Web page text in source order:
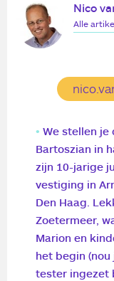
We stellen je
Bartoszian in
zijn 10-jarige
vestiging in
Den Haag.
Zoetermeer,
Marion en
het begin
tester ingezet
Nico
Alle